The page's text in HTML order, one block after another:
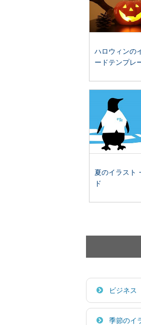
ハロウィンの
ードテンプレ
夏のイラスト
ド
ビジネ
季節のイ